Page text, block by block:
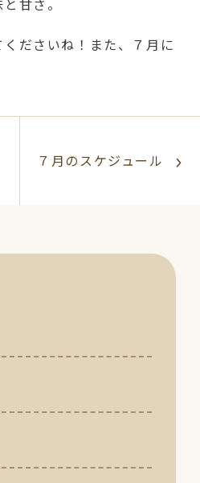
ださいね！また、７月に
７月のスケジュール